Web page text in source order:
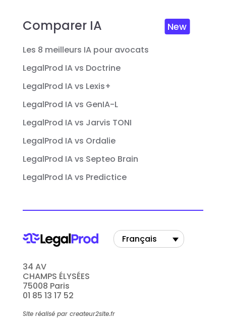
Comparer IA New
Les 8 meilleurs IA pour avocats
LegalProd IA vs Doctrine
LegalProd IA vs Lexis+
LegalProd IA vs GenIA-L
LegalProd IA vs Jarvis TONI
LegalProd IA vs Ordalie
LegalProd IA vs Septeo Brain
LegalProd IA vs Predictice
34 AV
CHAMPS ÉLYSÉES
75008 Paris
01 85 13 17 52
Site réalisé par createur2site.fr
Français